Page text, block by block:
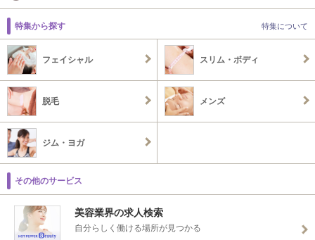
特集から探す 特集について
フェイシャル スリム・ボディ
脱毛 メンズ
ジム・ヨガ
その他のサービス
美容業界の求人検索
自分らしく働ける場所が見つかる